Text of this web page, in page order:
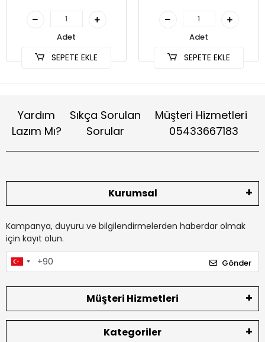
Adet
SEPETE EKLE
Adet
SEPETE EKLE
Yardım
Lazım Mı?
Sıkça Sorulan
Sorular
Müşteri Hizmetleri
05433667183
Kurumsal
Kampanya, duyuru ve bilgilendirmelerden haberdar olmak
için kayıt olun.
Gönder
Müşteri Hizmetleri
Kategoriler